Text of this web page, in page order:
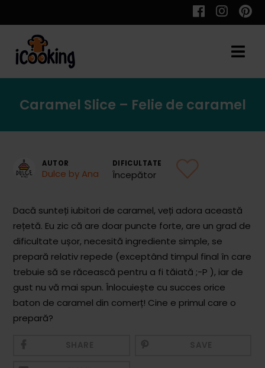
Retete
Toate Reţetele
Aperitive
Aperitive Calde
Aperitive Reci
Mezeluri
Ronțăieli
Băuturi
Caramel Slice – Felie de caramel
AUTOR
Dulce by Ana
DIFICULTATE
Începător
Dacă sunteți iubitori de caramel, veți adora această
rețetă. Eu zic că are doar puncte forte, are un grad de
dificultate ușor, necesită ingrediente simple, se
prepară relativ repede (exceptând timpul final în care
trebuie să se răcească pentru a fi tăiată ;-P ), iar de
gust nu vă mai spun. Înlocuiește cu succes orice
baton de caramel din comerț! Cine e primul care o
prepară?